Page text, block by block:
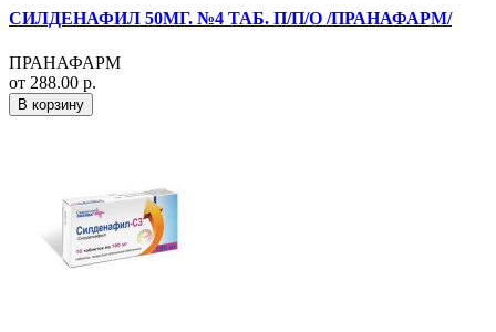
СИЛДЕНАФИЛ 50МГ. №4 ТАБ. П/П/О /ПРАНАФАРМ/
ПРАНАФАРМ
от 288.00 р.
В корзину